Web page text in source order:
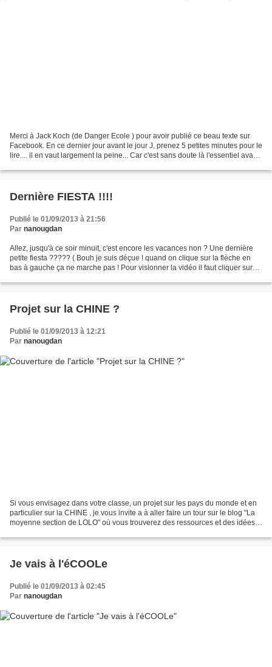
Merci à Jack Koch (de Danger Ecole ) pour avoir publié ce beau texte sur
Facebook. En ce dernier jour avant le jour J, prenez 5 petites minutes pour le
lire.... il en vaut largement la peine... Car c'est sans doute là l'essentiel avant
Dernière FIESTA !!!!
Publié le 01/09/2013 à 21:56
Par nanougdan
Allez, jusqu'à ce soir minuit, c'est encore les vacances non ? Une dernière
petite fiesta ????? ( Bouh je suis déçue ! quand on clique sur la flèche en
bas à gauche ça ne marche pas ! Pour visionner la vidéo il faut cliquer sur
Projet sur la CHINE ?
Publié le 01/09/2013 à 12:21
Par nanougdan
Si vous envisagez dans votre classe, un projet sur les pays du monde et en
particulier sur la CHINE , je vous invite a à aller faire un tour sur le blog "La
moyenne section de LOLO" où vous trouverez des ressources et des idées
Je vais à l'éCOOLe
Publié le 01/09/2013 à 02:45
Par nanougdan